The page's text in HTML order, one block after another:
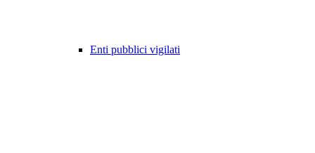
Enti pubblici vigilati